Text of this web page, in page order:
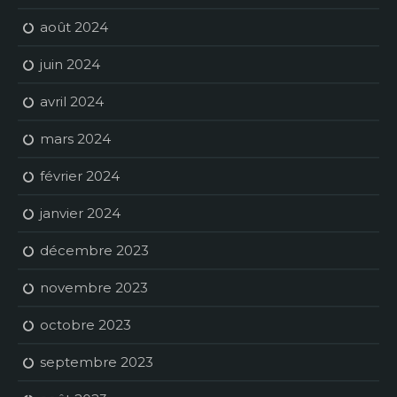
août 2024
juin 2024
avril 2024
mars 2024
février 2024
janvier 2024
décembre 2023
novembre 2023
octobre 2023
septembre 2023